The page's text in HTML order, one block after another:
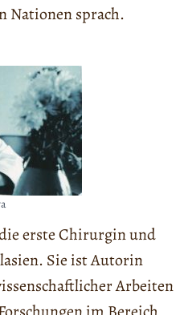
Nationen sprach.
erste Chirurgin und
Sie ist Autorin
Arbeiten